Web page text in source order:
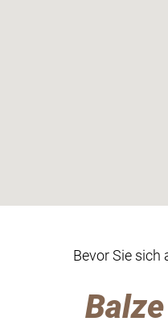
Bevor Sie sich